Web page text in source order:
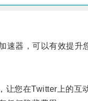
器，可以有效提升
您在Twitter上的互动